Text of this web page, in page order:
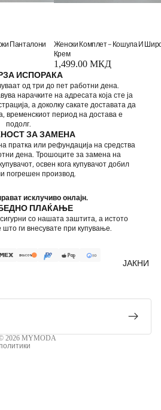
ЈАКНИ
Панталони
Женски Комплет – Кошула И
Крем
1,499.00 МКД
ИСПОРАКА
од три до пет работни дена.
нарачките на адресата која сте ја
а доколку сакате доставата да
временскиот период на достава е
подолг.
ЗА ЗАМЕНА
пратка или рефундацијa на средства
дена. Трошоците за замена на
освен кога купувачот добил
погрешен производ.
исклучиво онлајн.
ПЛАЌАЊЕ
со нашата заштита, а истото
ги внесувате при купување.
2026 MYMODA